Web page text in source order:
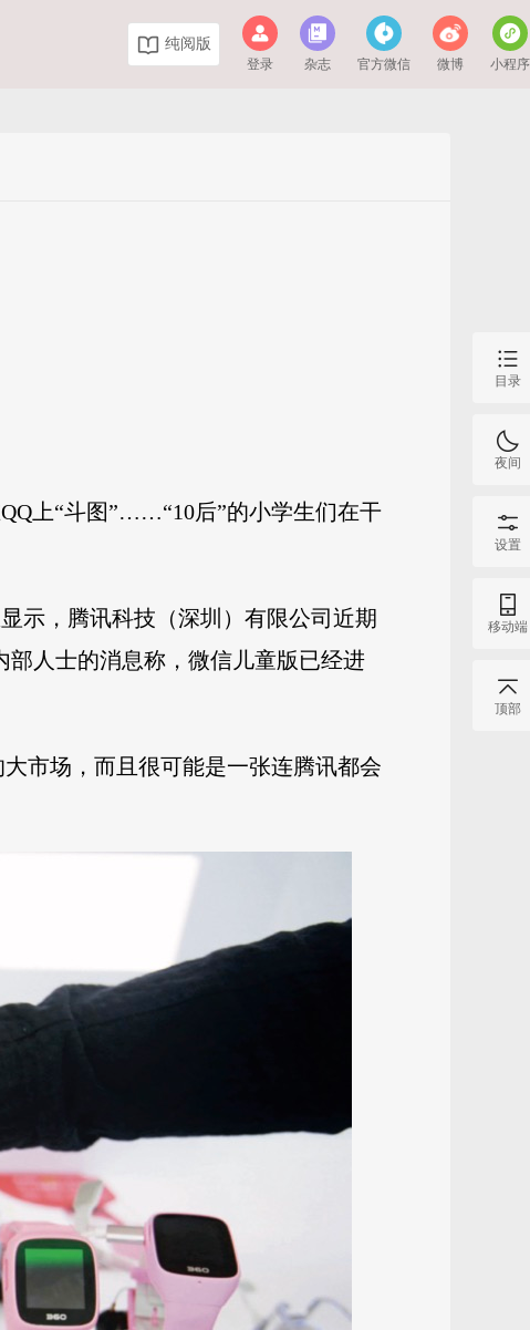
纯阅版
登录 杂志 官方微信 微博 小程序
上“斗图”……“10后”的小学生们在干
示，腾讯科技（深圳）有限公司近期
部人士的消息称，微信儿童版已经进
市场，而且很可能是一张连腾讯都会
目录
夜间
设置
移动端
顶部